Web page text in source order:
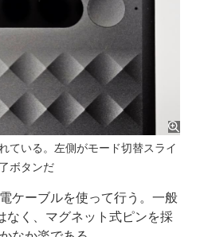
ている。左側がモード切替スライ
ボタンだ
ケーブルを使って行う。一般
なく、マグネット式ピンを採